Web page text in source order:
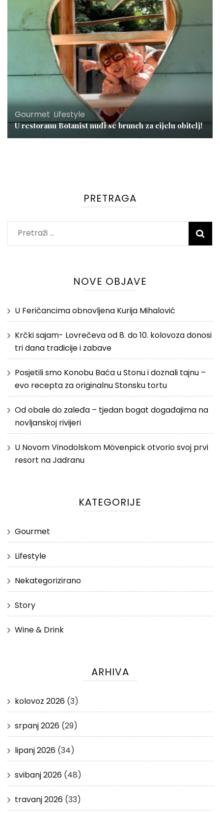
Gourmet, Lifestyle
U restoranu Botanist nudi se brunch za cijelu obitelj!
PRETRAGA
Pretraži:
NOVE OBJAVE
U Feričancima obnovljena Kurija Mihalović
Krčki sajam- Lovrečeva od 8. do 10. kolovoza donosi
tri dana tradicije i zabave
Posjetili smo Konobu Baća u Stonu i doznali tajnu –
evo recepta za originalnu Stonsku tortu
Od obale do zaleđa – tjedan bogat događajima na
novljanskoj rivijeri
U Novom Vinodolskom Mövenpick otvorio svoj prvi
resort na Jadranu
KATEGORIJE
Gourmet
Lifestyle
Nekategorizirano
Story
Wine & Drink
ARHIVA
kolovoz 2026 (3)
srpanj 2026 (29)
lipanj 2026 (34)
svibanj 2026 (48)
travanj 2026 (33)